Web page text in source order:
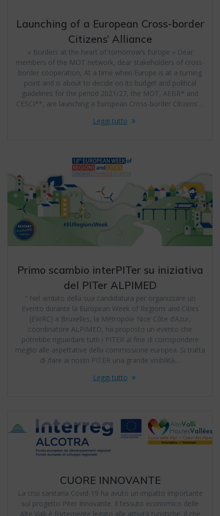
Launching of a European Cross-border
Citizens’ Alliance
« Borders at the heart of tomorrow’s Europe » Dear
members of the MOT network, dear stakeholders of cross-
border cooperation, At a time when Europe is at a turning
point and is about to decide on its budget and political
guidelines for the period 2021/27, the MOT, AEBR* and
CESCI**, are launching a European Cross-border Citizens’…
Leggi tutto
Primo scambio interPITer su iniziativa
del PITer ALPIMED
“ Nel ambito della sua candidatura per organizzare un
Evento durante la European Week of Regions and Cities
(EWRC) a Bruxelles, la Métropole Nice Côte d’Azur,
coordinatore ALPIMED, ha proposto un evento che
potrebbe riguardare tutti i PITER al fine di corrispondere
meglio alle aspettative della commissione europea. Si tratta
di dare ai nostri PITER una grande visibilità…
Leggi tutto
CUORE INNOVANTE
La crisi sanitaria Covid-19 ha avuto un impatto importante
sul progetto Piter Innovante. Il tessuto economico delle
Alte Valli è fortemente legato alle attività turistiche, il che